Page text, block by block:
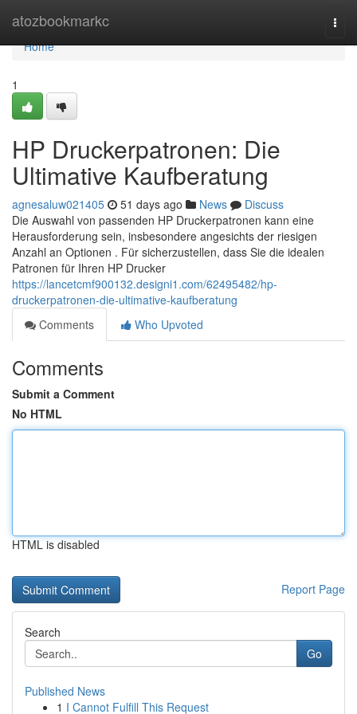
atozbookmarkc
Home
Home
1
HP Druckerpatronen: Die
Ultimative Kaufberatung
agnesaluw021405 51 days ago News
Discuss
Die Auswahl von passenden HP Druckerpatronen kann eine
Herausforderung sein, insbesondere angesichts der riesigen
Anzahl an Optionen . Für sicherzustellen, dass Sie die idealen
Patronen für Ihren HP Drucker
https://lancetcmf900132.designi1.com/62495482/hp-
druckerpatronen-die-ultimative-kaufberatung
Comments
Who Upvoted
Comments
Submit a Comment
No HTML
HTML is disabled
Report Page
Search
Go
Published News
1 I Cannot Fulfill This Request